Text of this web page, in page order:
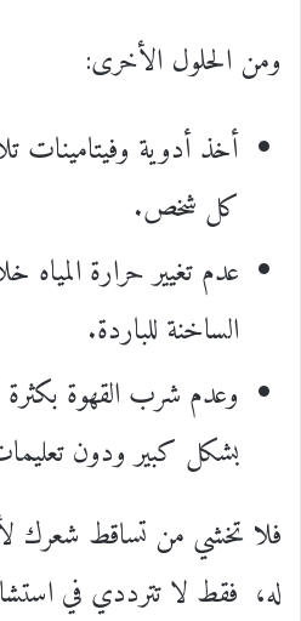
ومن الحلول الأخرى:
أخذ أدوية وفيتامينات
كل شخص.
عدم تغيير حرارة
الساخنة للباردة.
وعدم شرب القهوة
بشكل كبير ودون
فلا تخشي من تساقط شعرك
له، فقط لا تترددي في